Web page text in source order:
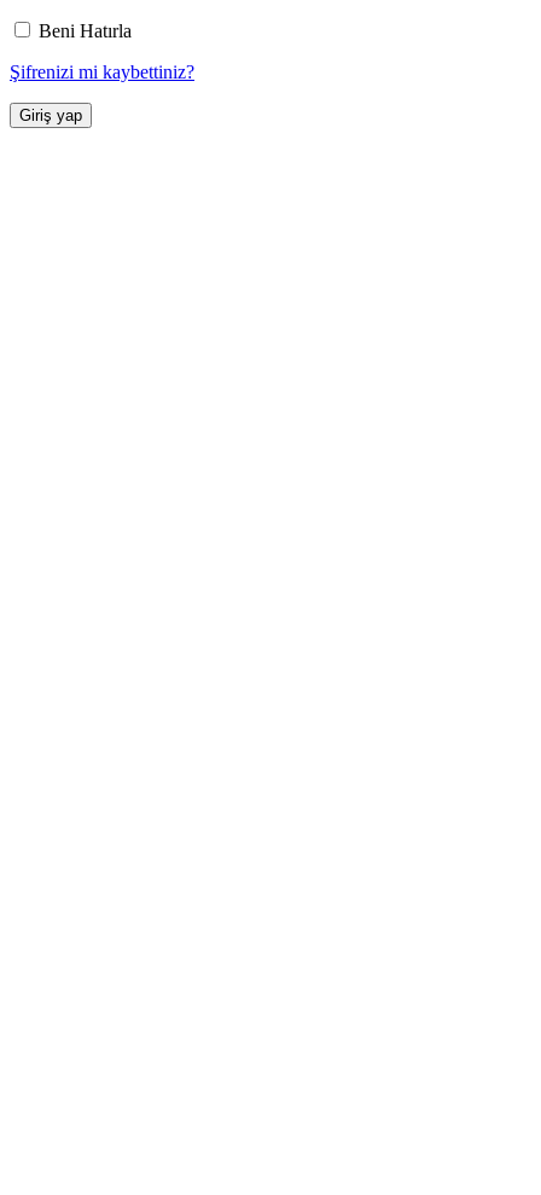
Beni Hatırla
Şifrenizi mi kaybettiniz?